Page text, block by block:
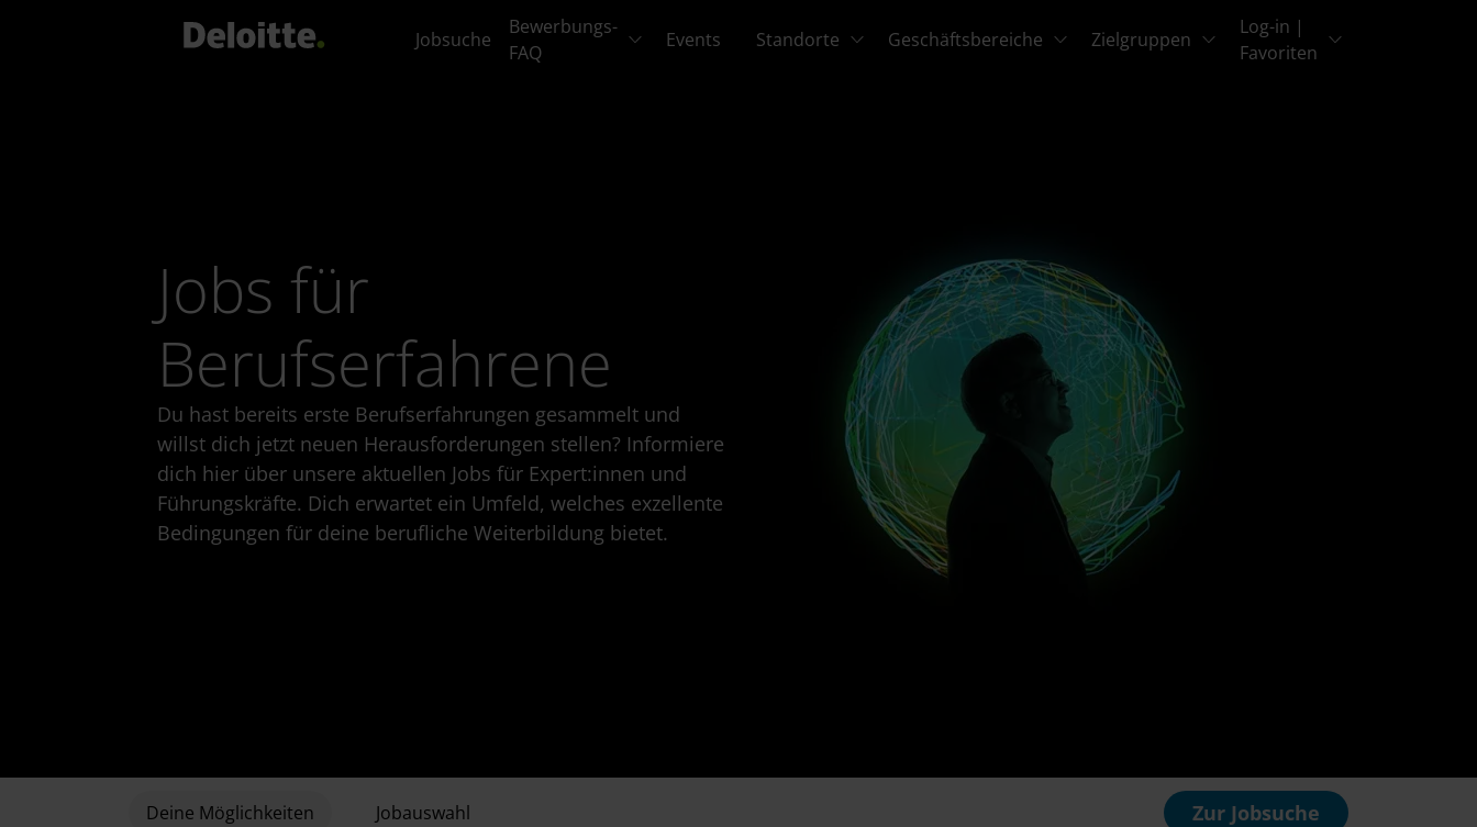
Jobsuche
Bewerbungs-
FAQ
Events Standorte Geschäftsbereiche Zielgruppen
Log-in |
Favoriten
Jobs für
Berufserfahrene
Du hast bereits erste Berufserfahrungen gesammelt und
willst dich jetzt neuen Herausforderungen stellen? Informiere
dich hier über unsere aktuellen Jobs für Expert:innen und
Führungskräfte. Dich erwartet ein Umfeld, welches exzellente
Bedingungen für deine berufliche Weiterbildung bietet.
Deine Möglichkeiten Jobauswahl Zur Jobsuche